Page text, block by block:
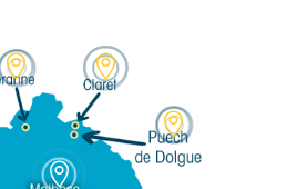



